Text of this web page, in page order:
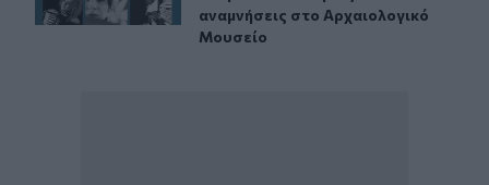
αναμνήσεις στο Αρχαιολογικό
Μουσείο